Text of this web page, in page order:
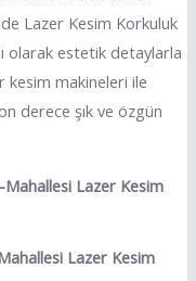
Lazer Kesim Korkuluk
olarak estetik detaylarla
kesim makineleri ile
derece şık ve özgün
Lazer Kesim